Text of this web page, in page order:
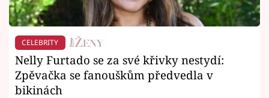
CELEBRITY
Nelly Furtado se za své křivky nestydí:
Zpěvačka se fanouškům předvedla v
bikinách